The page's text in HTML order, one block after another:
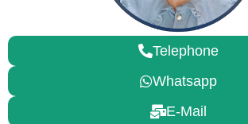
Telephone
Whatsapp
E-Mail